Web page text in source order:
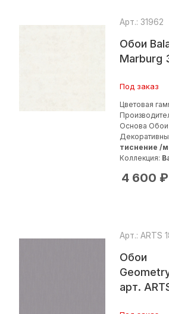
Обои
Marburg
Арт.: 31962
Под заказ
Цветовая
Основа Обои
тиснение /
Коллекция:
4 600 ₽
Обои
арт.
Арт.: ARTS